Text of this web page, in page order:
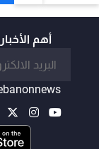
أهم